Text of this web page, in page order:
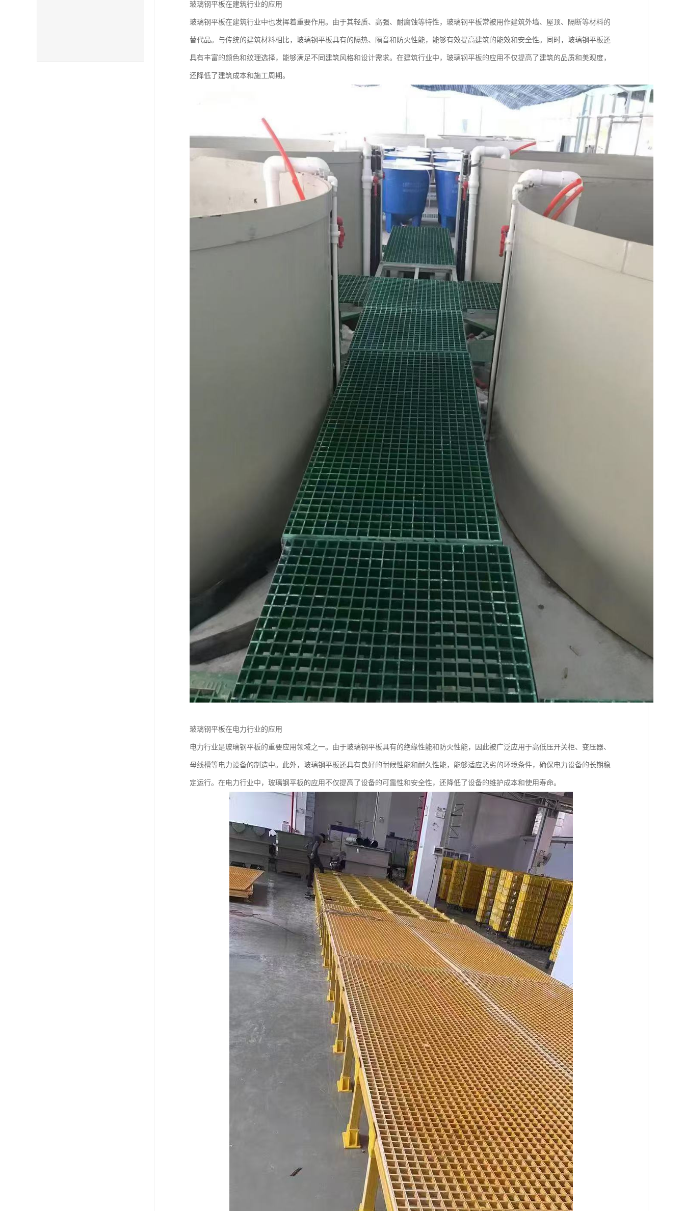
玻璃钢平板在建筑行业的应用
玻璃钢平板在建筑行业中也发挥着重要作用。由于其轻质、高强、耐腐蚀等特性，玻璃钢平板常被用作建筑外墙、屋顶、隔断等材料的
替代品。与传统的建筑材料相比，玻璃钢平板具有的隔热、隔音和防火性能，能够有效提高建筑的能效和安全性。同时，玻璃钢平板还
具有丰富的颜色和纹理选择，能够满足不同建筑风格和设计需求。在建筑行业中，玻璃钢平板的应用不仅提高了建筑的品质和美观度，
还降低了建筑成本和施工周期。
玻璃钢平板在电力行业的应用
电力行业是玻璃钢平板的重要应用领域之一。由于玻璃钢平板具有的绝缘性能和防火性能，因此被广泛应用于高低压开关柜、变压器、
母线槽等电力设备的制造中。此外，玻璃钢平板还具有良好的耐候性能和耐久性能，能够适应恶劣的环境条件，确保电力设备的长期稳
定运行。在电力行业中，玻璃钢平板的应用不仅提高了设备的可靠性和安全性，还降低了设备的维护成本和使用寿命。